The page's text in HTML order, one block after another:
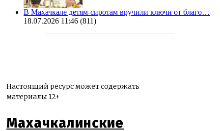
В Махачкале детям-сиротам вручили ключи от благо…
18.07.2026 11:46 (811)
Настоящий ресурс может содержать
материалы 12+
Махачкалинские